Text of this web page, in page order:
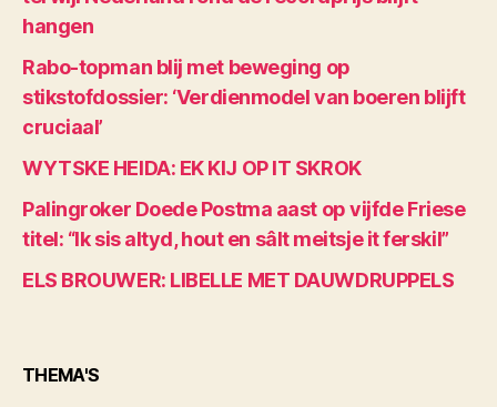
hangen
Rabo-topman blij met beweging op
stikstofdossier: ‘Verdienmodel van boeren blijft
cruciaal’
WYTSKE HEIDA: EK KIJ OP IT SKROK
Palingroker Doede Postma aast op vijfde Friese
titel: “Ik sis altyd, hout en sâlt meitsje it ferskil”
ELS BROUWER: LIBELLE MET DAUWDRUPPELS
THEMA'S